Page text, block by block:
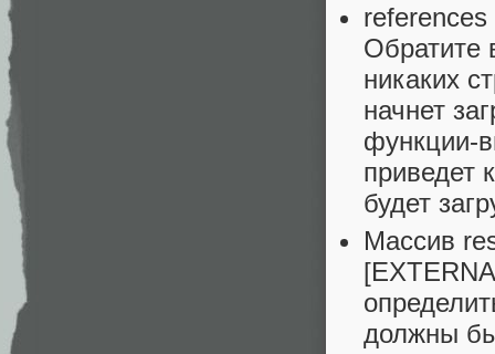
references
Обратите
никаких
начнет
функции-
приведет
будет
Массив
должны